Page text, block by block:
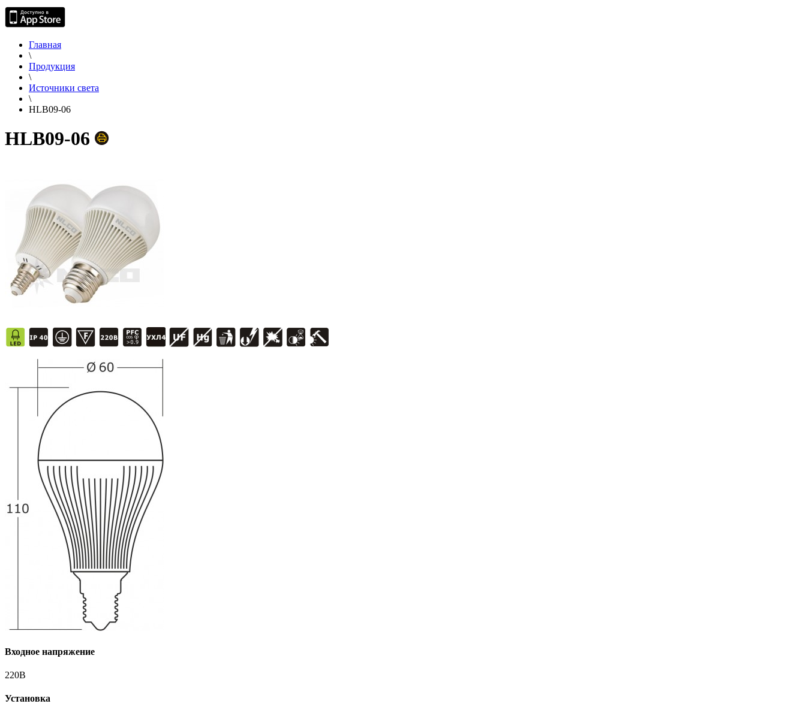
Главная
\
Продукция
\
Источники света
\
HLB09-06
HLB09-06
Входное напряжение
220В
Установка